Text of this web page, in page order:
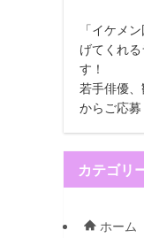
「イケメ
げてくれ
す！
若手俳優
からご応募
カテゴリ
ホーム